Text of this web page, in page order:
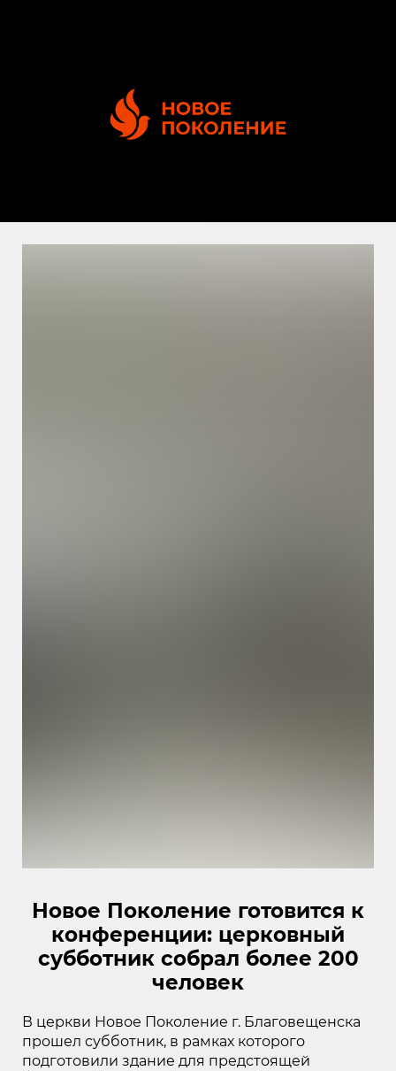
Новое Поколение готовится к
конференции: церковный
субботник собрал более 200
человек
В церкви Новое Поколение г. Благовещенска
прошел субботник, в рамках которого
подготовили здание для предстоящей